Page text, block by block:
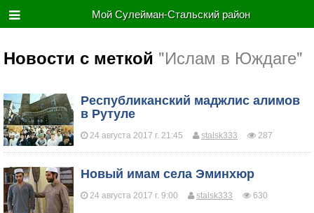
Мой Сулейман-Стальский район
Новости с меткой "Ислам в Юждаге"
Республиканский маджлис алимов
в Рутуле
24 августа 2017 г. 21:45 stalsk333 287
Новый имам села Эминхюр
24 августа 2017 г. 9:00 stalsk333 630